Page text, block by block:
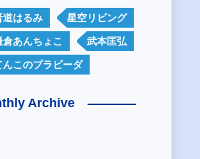
道はるみ 星空リビング
倉あんちょこ 武本匡弘
んこのプラビーダ
Archive